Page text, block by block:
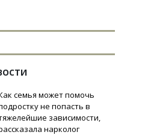
семья может помочь
не попасть в
зависимости,
нарколог